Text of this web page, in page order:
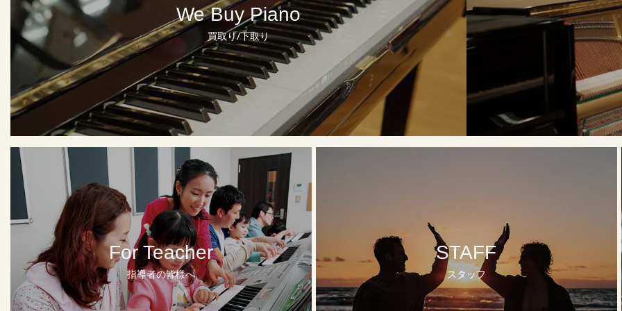
We Buy Piano
買取り/下取り
For Teacher
指導者の皆様へ
STAFF
スタッフ